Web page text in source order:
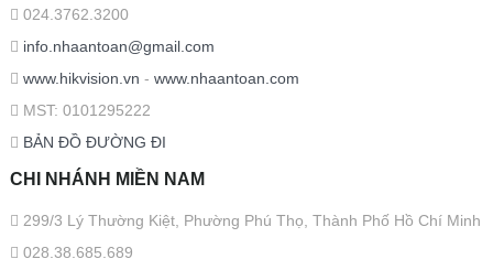
024.3762.3200
info.nhaantoan@gmail.com
www.hikvision.vn - www.nhaantoan.com
MST: 0101295222
BẢN ĐỒ ĐƯỜNG ĐI
CHI NHÁNH MIỀN NAM
299/3 Lý Thường Kiệt, Phường Phú Thọ, Thành Phố Hồ Chí Minh
028.38.685.689